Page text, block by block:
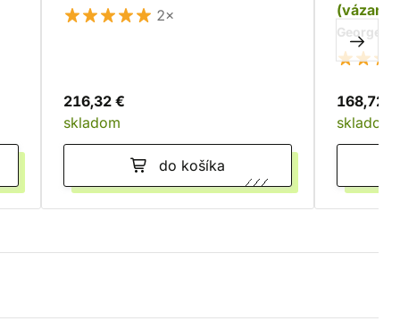
2×
216,32 €
skladom
do košíka
(vázané)
George
168,72 €
skladom